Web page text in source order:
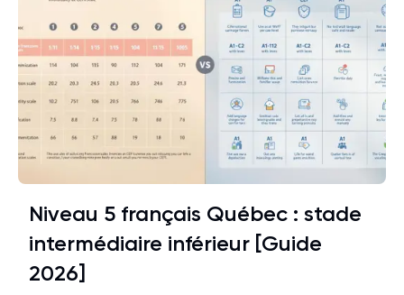
Niveau 5 français Québec : stade
intermédiaire inférieur [Guide
2026]